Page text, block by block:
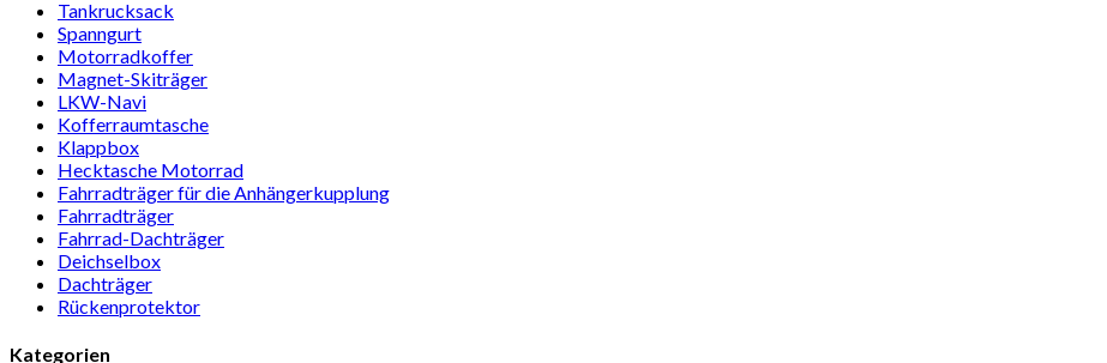
Tan­kruck­sack
Spann­gurt
Motor­rad­koffer
Magnet-Ski­träger
LKW-Navi
Kof­fer­raum­ta­sche
Klappbox
Heck­ta­sche Motorrad
Fahr­rad­träger für die Anhän­ger­kup­p­lung
Fahr­rad­träger
Fahrrad-Dach­träger
Deich­selbox
Dach­träger
Rücken­pro­tektor
Kategorien